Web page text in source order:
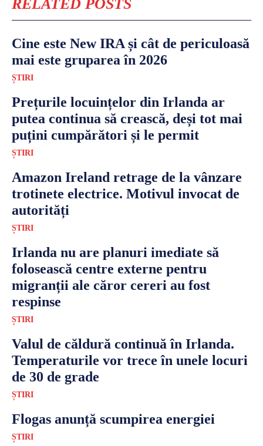
RELATED POSTS
Cine este New IRA și cât de periculoasă
mai este gruparea în 2026
ȘTIRI
Prețurile locuințelor din Irlanda ar
putea continua să crească, deși tot mai
puțini cumpărători și le permit
ȘTIRI
Amazon Ireland retrage de la vânzare
trotinete electrice. Motivul invocat de
autorități
ȘTIRI
Irlanda nu are planuri imediate să
folosească centre externe pentru
migranții ale căror cereri au fost
respinse
ȘTIRI
Valul de căldură continuă în Irlanda.
Temperaturile vor trece în unele locuri
de 30 de grade
ȘTIRI
Flogas anunță scumpirea energiei
ȘTIRI